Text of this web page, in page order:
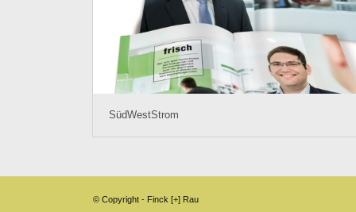
SüdWestStrom
© Copyright - Finck [+] Rau